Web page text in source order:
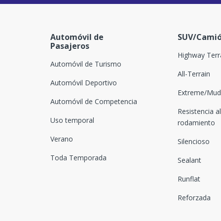
Automóvil de
Pasajeros
Automóvil de Turismo
Automóvil Deportivo
Automóvil de Competencia
Uso temporal
Verano
Toda Temporada
SUV/
Highway
All-Terrain
Extreme/
Resistencia al
rodamiento
Silencioso
Sealant
Runflat
Reforzada